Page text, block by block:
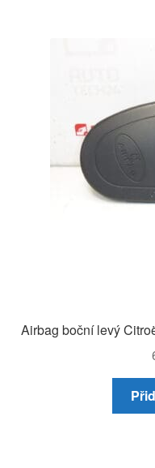
Airbag boční levý